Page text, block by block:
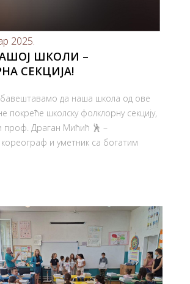
2025.
ШКОЛИ –
СЕКЦИЈА!
да наша школа од ове
покреће школску фолклорну секцију,
проф. Драган Мићић 🕺 –
и уметник са богатим